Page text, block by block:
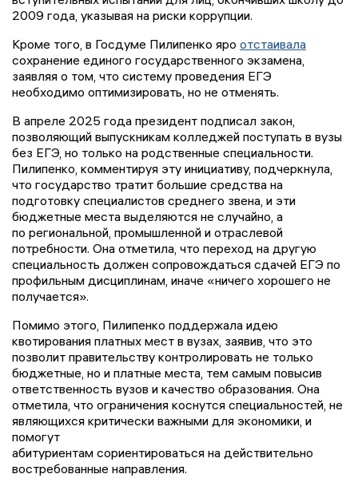
2009 года, указывая на риски коррупции.
Кроме того, в Госдуме Пилипенко яро отстаивала
сохранение единого государственного экзамена,
заявляя о том, что систему проведения ЕГЭ
необходимо оптимизировать, но не отменять.
В апреле 2025 года президент подписал закон,
позволяющий выпускникам колледжей поступать в вузы
без ЕГЭ, но только на родственные специальности.
Пилипенко, комментируя эту инициативу, подчеркнула,
что государство тратит большие средства на
подготовку специалистов среднего звена, и эти
бюджетные места выделяются не случайно, а
по региональной, промышленной и отраслевой
потребности. Она отметила, что переход на другую
специальность должен сопровождаться сдачей ЕГЭ по
профильным дисциплинам, иначе «ничего хорошего не
получается».
Помимо этого, Пилипенко поддержала идею
квотирования платных мест в вузах, заявив, что это
позволит правительству контролировать не только
бюджетные, но и платные места, тем самым повысив
ответственность вузов и качество образования. Она
отметила, что ограничения коснутся специальностей, не
являющихся критически важными для экономики, и
помогут
абитуриентам сориентироваться на действительно
востребованные направления.